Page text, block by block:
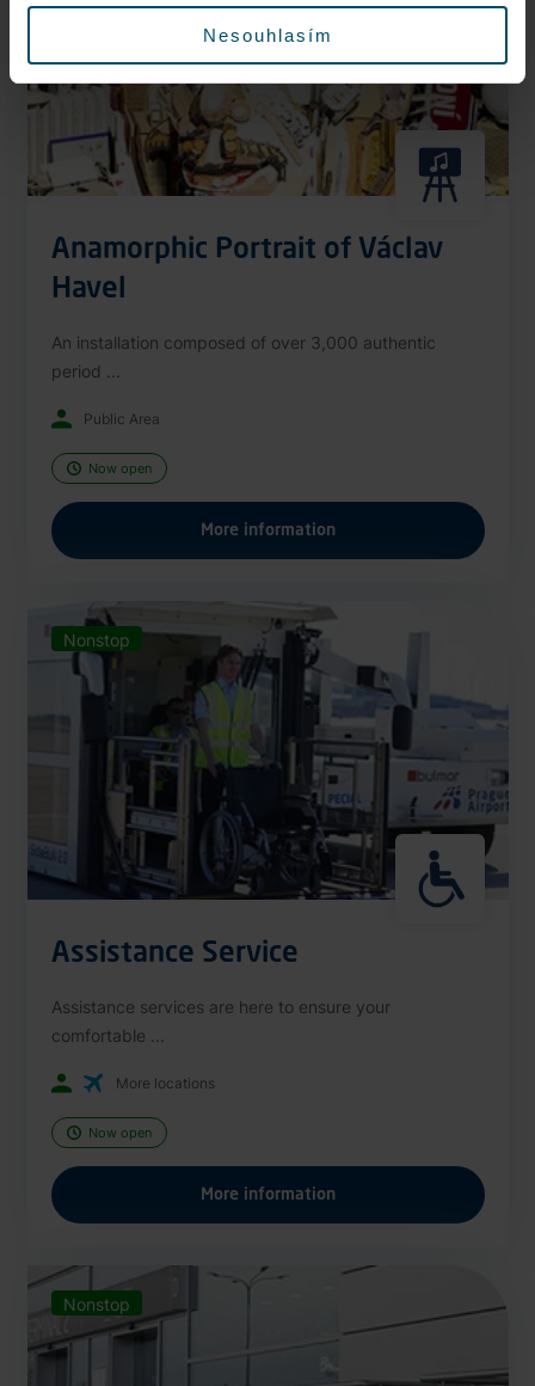
Nesouhlasím
Anamorphic Portrait of Václav
Havel
An installation composed of over 3,000 authentic
period ...
Public Area
Now open
More information
Nonstop
Assistance Service
Assistance services are here to ensure your
comfortable ...
More locations
Now open
More information
Nonstop